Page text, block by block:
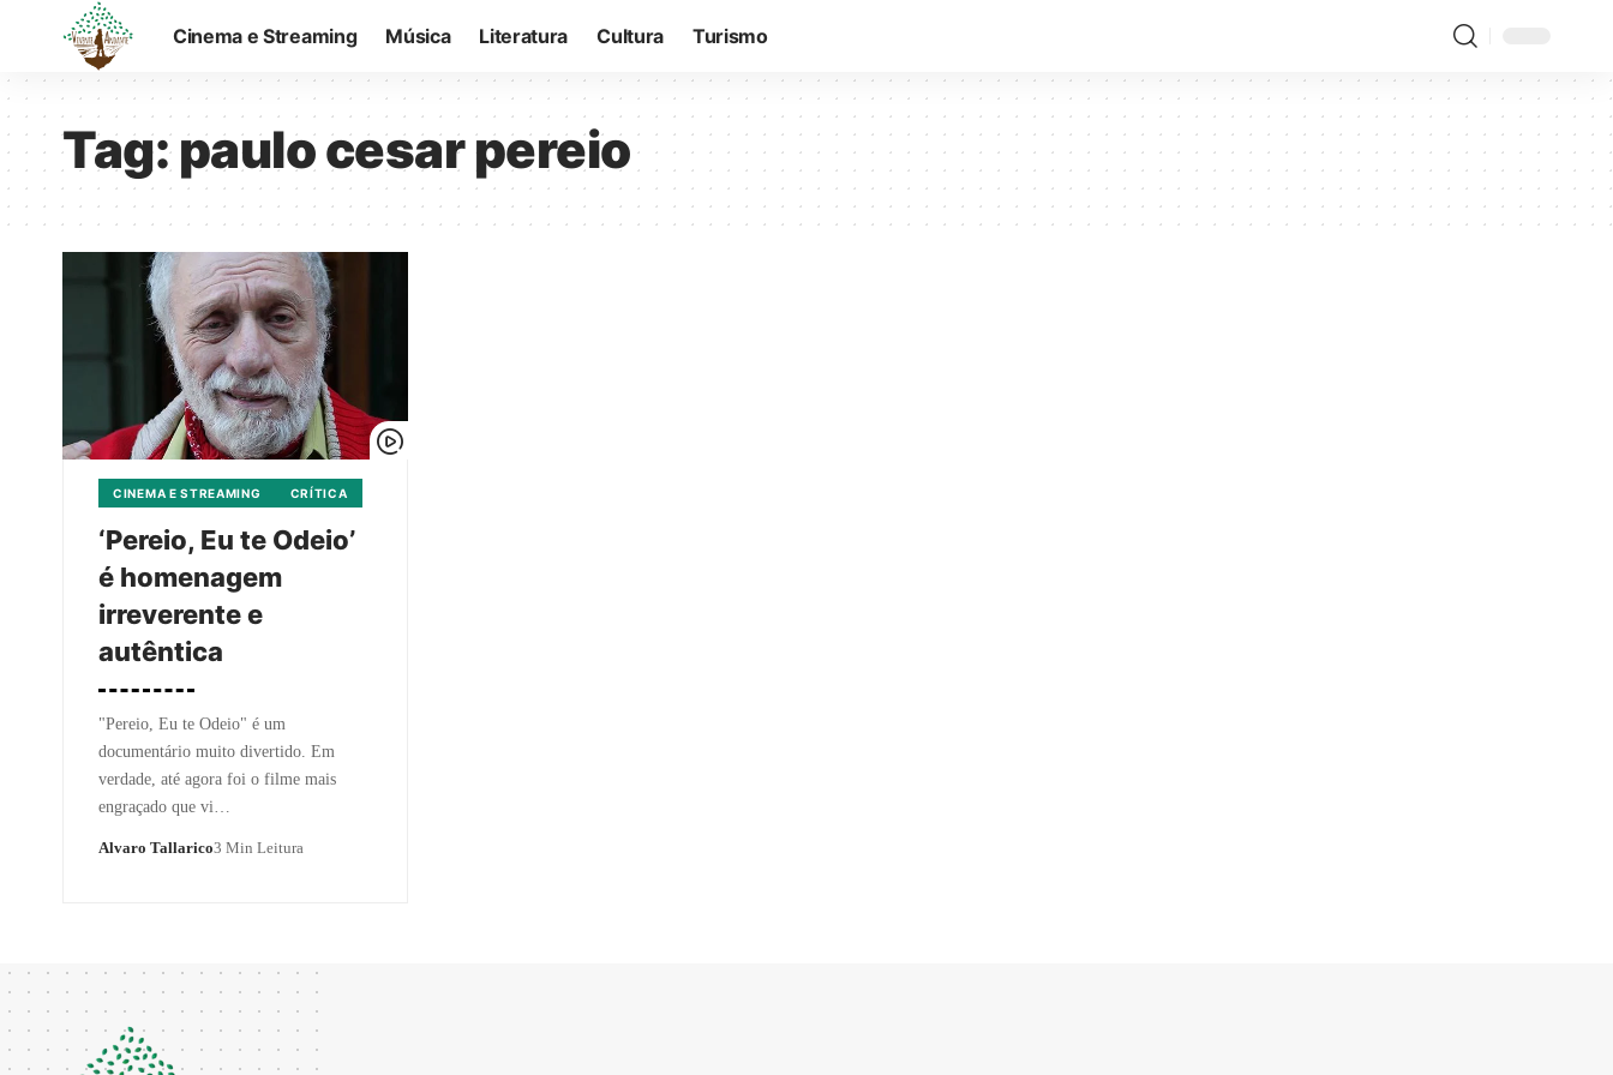
Cinema e Streaming Música Literatura Cultura Turismo
Tag:paulo cesar pereio
CINEMA E STREAMING CRÍTICA
‘Pereio, Eu te Odeio’
é homenagem
irreverente e
autêntica
"Pereio, Eu te Odeio" é um
documentário muito divertido. Em
verdade, até agora foi o filme mais
engraçado que vi…
Alvaro Tallarico3 Min Leitura